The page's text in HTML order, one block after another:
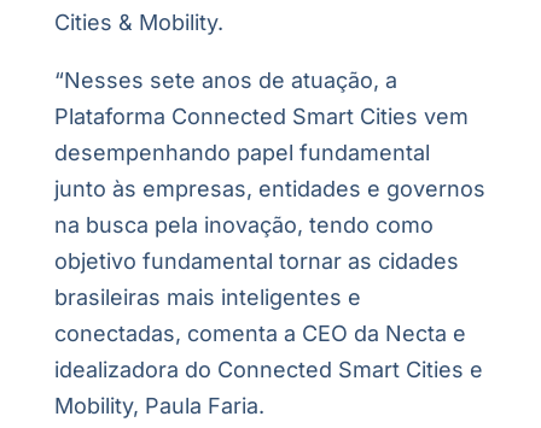
Cities & Mobility.
“Nesses sete anos de atuação, a
Plataforma Connected Smart Cities vem
desempenhando papel fundamental
junto às empresas, entidades e governos
na busca pela inovação, tendo como
objetivo fundamental tornar as cidades
brasileiras mais inteligentes e
conectadas, comenta a CEO da Necta e
idealizadora do Connected Smart Cities e
Mobility, Paula Faria.